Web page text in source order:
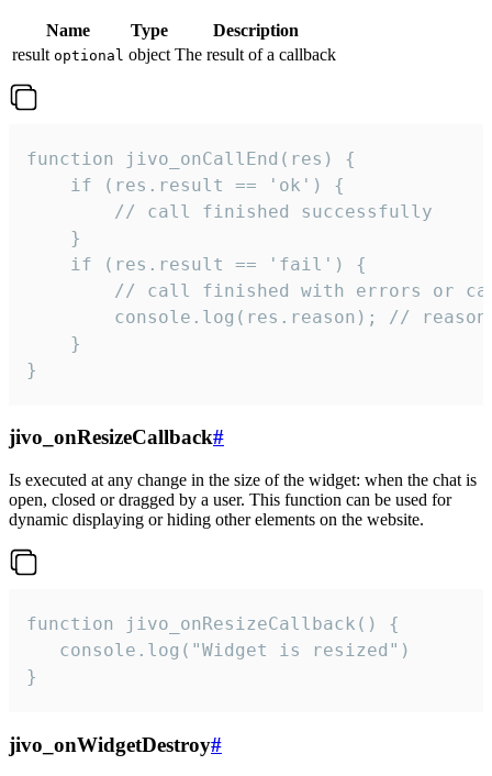
Name Type
Description
result optional object The result of a callback
function jivo_onCallEnd(res) {
    if (res.result == 'ok') {
        // call finished successfully
    }
    if (res.result == 'fail') {
// call finished with errors or
console.log(res.reason); //
    }
}
jivo_onResizeCallback#
Is executed at any change in the size of the widget: when the chat is
open, closed or dragged by a user. This function can be used for
dynamic displaying or hiding other elements on the website.
function jivo_onResizeCallback() {
   console.log("Widget is resized")
}
jivo_onWidgetDestroy#